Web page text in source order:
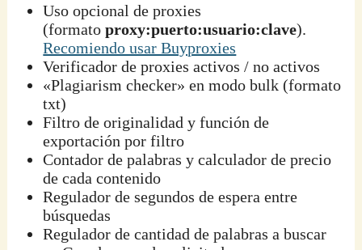
Uso opcional de proxies
(formatoproxy:puerto:usuario:clave).
Recomiendo usar Buyproxies
Verificador de proxies activos / no activos
«Plagiarism checker» en modo bulk (formato
txt)
Filtro de originalidad y función de
exportación por filtro
Contador de palabras y calculador de precio
de cada contenido
Regulador de segundos de espera entre
búsquedas
Regulador de cantidad de palabras a buscar